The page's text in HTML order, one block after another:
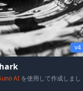
v4
AI を使用して作成しまし